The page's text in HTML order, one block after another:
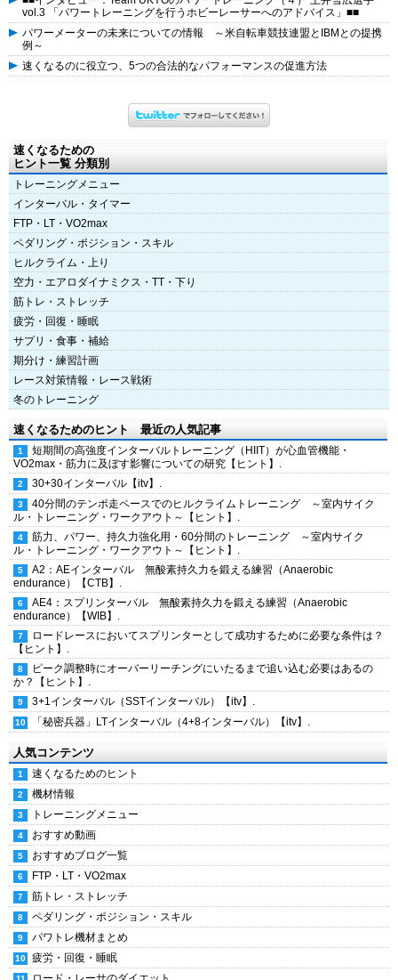
vol.3 「パワートレーニングを行うホビーレーサーへのアドバイス」■■
パワーメーターの未来についての情報 ～米自転車競技連盟とIBMとの提携
例～
速くなるのに役立つ、5つの合法的なパフォーマンスの促進方法
速くなるための
ヒント一覧 分類別
トレーニングメニュー
インターバル・タイマー
FTP・LT・VO2max
ペダリング・ポジション・スキル
ヒルクライム・上り
空力・エアロダイナミクス・TT・下り
筋トレ・ストレッチ
疲労・回復・睡眠
サプリ・食事・補給
期分け・練習計画
レース対策情報・レース戦術
冬のトレーニング
速くなるためのヒント 最近の人気記事
短期間の高強度インターバルトレーニング（HIIT）が心血管機能・
VO2max・筋力に及ぼす影響についての研究【ヒント】.
30+30インターバル【itv】.
40分間のテンポ走ペースでのヒルクライムトレーニング ～室内サイク
ル・トレーニング・ワークアウト～【ヒント】.
筋力、パワー、持久力強化用・60分間のトレーニング ～室内サイク
ル・トレーニング・ワークアウト～【ヒント】.
A2：AEインターバル 無酸素持久力を鍛える練習（Anaerobic
endurance）【CTB】.
AE4：スプリンターバル 無酸素持久力を鍛える練習（Anaerobic
endurance）【WIB】.
ロードレースにおいてスプリンターとして成功するために必要な条件は？
【ヒント】.
ピーク調整時にオーバーリーチングにいたるまで追い込む必要はあるの
か？【ヒント】.
3+1インターバル（SSTインターバル）【itv】.
「秘密兵器」LTインターバル（4+8インターバル）【itv】.
人気コンテンツ
速くなるためのヒント
機材情報
トレーニングメニュー
おすすめ動画
おすすめブログ一覧
FTP・LT・VO2max
筋トレ・ストレッチ
ペダリング・ポジション・スキル
パワトレ機材まとめ
疲労・回復・睡眠